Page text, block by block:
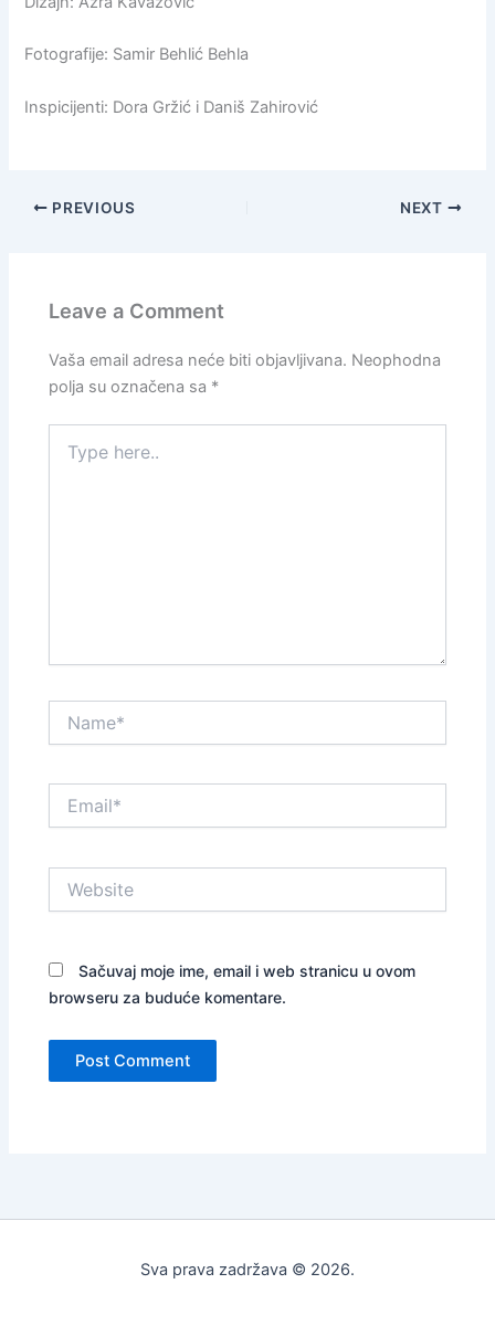
Fotografije: Samir Behlić Behla
Inspicijenti: Dora Gržić i Daniš Zahirović
PREVIOUS NEXT
Leave a Comment
Vaša email adresa neće biti objavljivana. Neophodna
polja su označena sa *
here..
Sačuvaj moje ime, email i web stranicu u ovom
browseru za buduće komentare.
Sva prava zadržava © 2026.